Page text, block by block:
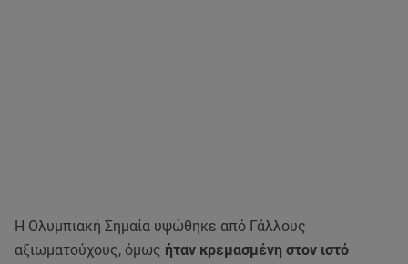
Η Ολυμπιακή Σημαία υψώθηκε από Γάλλους
αξιωματούχους, όμως ήταν κρεμασμένη στον ιστό